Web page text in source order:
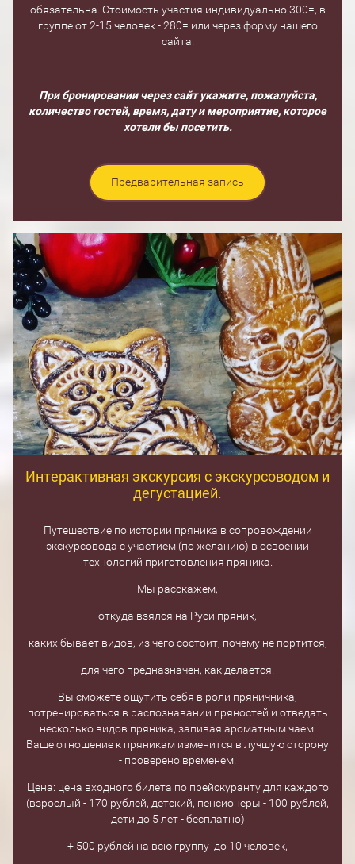
обязательна. Стоимость участия индивидуально 300=, в
группе от 2-15 человек - 280= или через форму нашего
сайта.
При бронировании через сайт укажите, пожалуйста,
количество гостей, время, дату и мероприятие, которое
хотели бы посетить.
Предварительная запись
Интерактивная экскурсия с экскурсоводом и
дегустацией.
Путешествие по истории пряника в сопровождении
экскурсовода с участием (по желанию) в освоении
технологий приготовления пряника.
Мы расскажем,
откуда взялся на Руси пряник,
каких бывает видов, из чего состоит, почему не портится,
для чего предназначен, как делается.
Вы сможете ощутить себя в роли пряничника,
потренироваться в распознавании пряностей и отведать
несколько видов пряника, запивая ароматным чаем.
Ваше отношение к пряникам изменится в лучшую сторону
- проверено временем!
Цена: цена входного билета по прейскуранту для каждого
(взрослый - 170 рублей, детский, пенсионеры - 100 рублей,
дети до 5 лет - бесплатно)
+ 500 рублей на всю группу до 10 человек,